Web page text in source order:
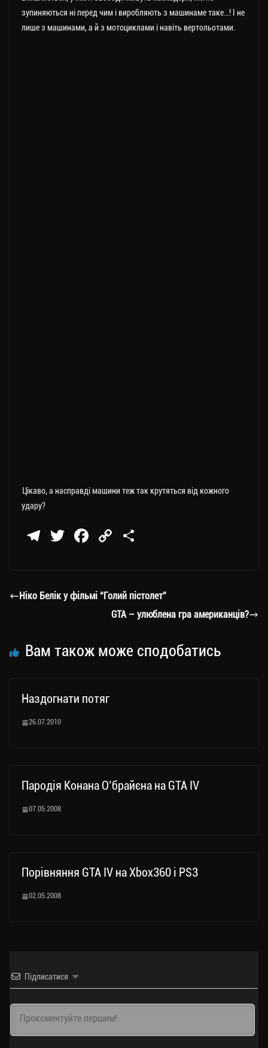
зупиняються ні перед чим і виробляють з машинаме таке…! І не
лише з машинами, а й з мотоциклами і навіть вертольотами.
Цікаво, а насправді машини теж так крутяться від кожного
удару?
Te
a
T
er
Fa
ok
C
Li
nk
ли
ти
Ніко Белік у фільмі “Голий пістолет”
GTA – улюблена гра американців?
Вам також може сподобатись
Наздогнати потяг
26.07.2010
Пародія Конана О’брайєна на GTA IV
07.05.2008
Порівняння GTA IV на Xbox360 i PS3
02.05.2008
Підписатися